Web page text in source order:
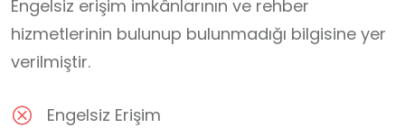
Engelsiz erişim imkânlarının ve rehber
hizmetlerinin bulunup bulunmadığı bilgisine yer
verilmiştir.
Engelsiz Erişim